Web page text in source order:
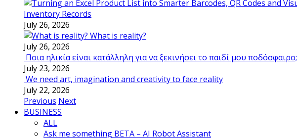
Inventory Records
July 26, 2026
What is reality?
July 26, 2026
Ποια ηλικία είναι κατάλληλη για να ξεκινήσει το παιδί μου ποδόσφαιρο;
July 23, 2026
We need art, imagination and creativity to face reality
July 22, 2026
Previous Next
BUSINESS
ALL
Ask me something BETA – AI Robot Assistant